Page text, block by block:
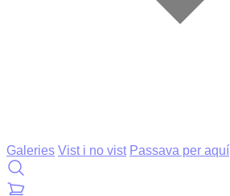
Galeries Vist i no vist Passava per aquí